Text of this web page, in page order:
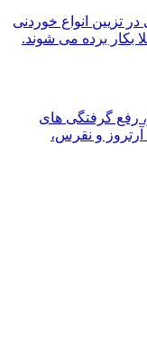
انواع خوردنی
برده می شوند.
گرفتگی های
و نقرس،